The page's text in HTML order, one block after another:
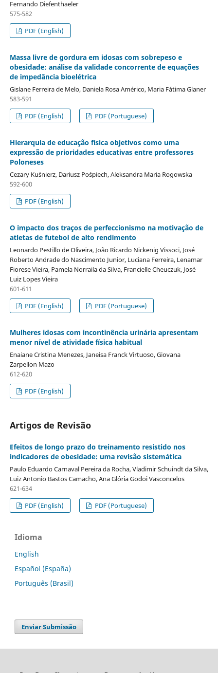
Fernando Diefenthaeler
575-582
PDF (English)
Massa livre de gordura em idosas com sobrepeso e
obesidade: análise da validade concorrente de equações
de impedância bioelétrica
Gislane Ferreira de Melo, Daniela Rosa Américo, Maria Fátima Glaner
583-591
PDF (English)
PDF (Portuguese)
Hierarquia de educação física objetivos como uma
expressão de prioridades educativas entre professores
Poloneses
Cezary Kuśnierz, Dariusz Pośpiech, Aleksandra Maria Rogowska
592-600
PDF (English)
O impacto dos traços de perfeccionismo na motivação de
atletas de futebol de alto rendimento
Leonardo Pestillo de Oliveira, João Ricardo Nickenig Vissoci, José
Roberto Andrade do Nascimento Junior, Luciana Ferreira, Lenamar
Fiorese Vieira, Pamela Norraila da Silva, Francielle Cheuczuk, José
Luiz Lopes Vieira
601-611
PDF (English)
PDF (Portuguese)
Mulheres idosas com incontinência urinária apresentam
menor nível de atividade física habitual
Enaiane Cristina Menezes, Janeisa Franck Virtuoso, Giovana
Zarpellon Mazo
612-620
PDF (English)
Artigos de Revisão
Efeitos de longo prazo do treinamento resistido nos
indicadores de obesidade: uma revisão sistemática
Paulo Eduardo Carnaval Pereira da Rocha, Vladimir Schuindt da Silva,
Luiz Antonio Bastos Camacho, Ana Glória Godoi Vasconcelos
621-634
PDF (English)
PDF (Portuguese)
Idioma
English
Español (España)
Português (Brasil)
Enviar Submissão